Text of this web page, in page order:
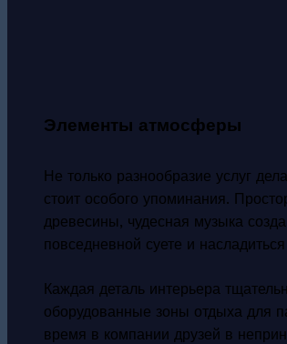
Элементы атмосферы
Не только разнообразие услуг
стоит особого упоминания.
древесины, чудесная музыка
повседневной суете и
Каждая деталь интерьера
оборудованные зоны отдыха для
время в компании друзей в